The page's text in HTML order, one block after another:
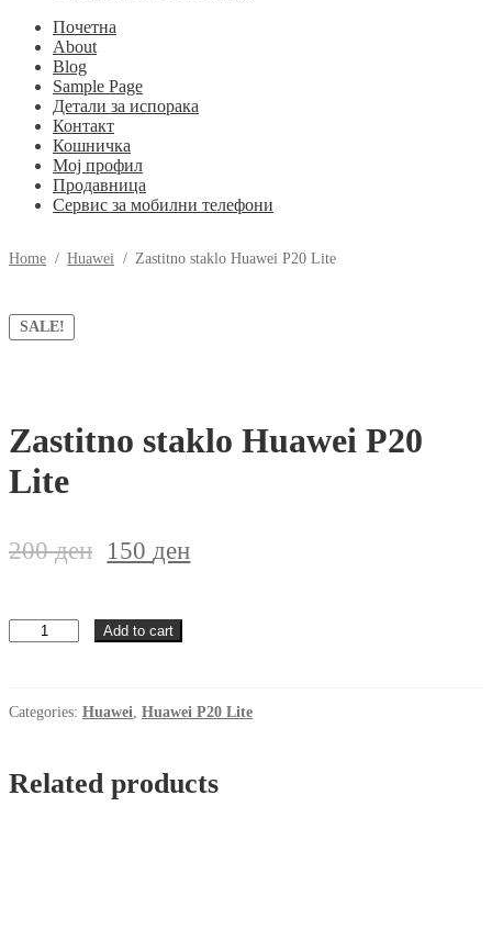
Почетна
About
Blog
Sample Page
Детали за испорака
Контакт
Кошничка
Мој профил
Продавница
Сервис за мобилни телефони
Home / Huawei / Zastitno staklo Huawei P20 Lite
SALE!
Zastitno staklo Huawei P20
Lite
200ден 150ден
Zastitno
staklo
Lite
quantity
Add to cart
Categories: Huawei, Huawei P20 Lite
Related products